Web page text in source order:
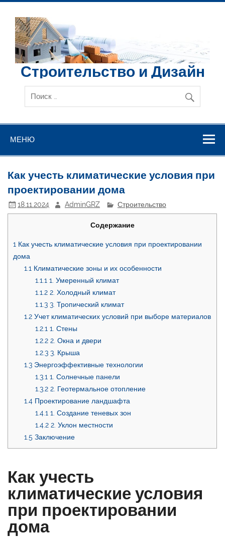
Перейти
содержимому
Строительство и Дизайн
МЕНЮ
Как учесть климатические условия при
проектировании дома
18.11.2024 AdminGRZ Строительство
Содержание
1 Как учесть климатические условия при проектировании
дома
1.1 Климатические зоны и их особенности
1.1.1 1. Умеренный климат
1.1.22. Холодный климат
1.1.33. Тропический климат
1.2Учет климатических условий при выборе материалов
1.2.1 1. Стены
1.2.22. Окна и двери
1.2.33. Крыша
1.3Энергоэффективные технологии
1.3.1 1. Солнечные панели
1.3.22. Геотермальное отопление
1.4Проектирование ландшафта
1.4.1 1. Создание теневых зон
1.4.22. Уклон местности
1.5 Заключение
Как учесть
климатические условия
при проектировании
дома